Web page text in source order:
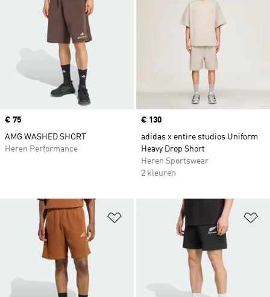
Price
€ 75
AMG WASHED SHORT
Heren Performance
Price
€ 130
adidas x entire studios Uniform
Heavy Drop Short
Heren Sportswear
2 kleuren
Op verlanglijst zetten